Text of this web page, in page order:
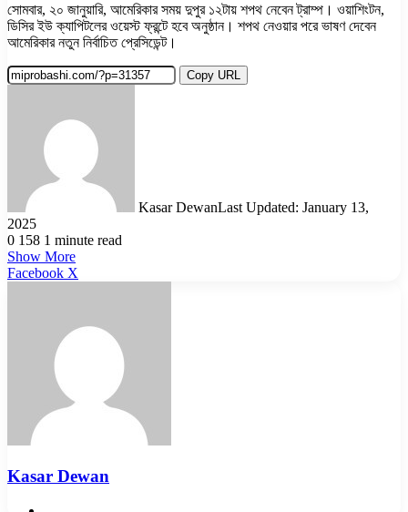
সোমবার, ২০ জানুয়ারি, আমেরিকার সময় দুপুর ১২টায় শপথ নেবেন ট্রাম্প। ওয়াশিংটন,
ডিসির ইউ ক্যাপিটলের ওয়েস্ট ফ্রন্টে হবে অনুষ্ঠান। শপথ নেওয়ার পরে ভাষণ দেবেন
আমেরিকার নতুন নির্বাচিত প্রেসিডেন্ট।
Copy URL
Kasar DewanLast Updated: January 13,
2025
0 158 1 minute read
Show More
Facebook X
Kasar Dewan